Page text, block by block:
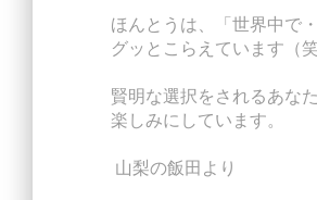
ほんとうは、「世界中で
グッとこらえています（
賢明な選択をされるあな
楽しみにしています。
山梨の飯田より